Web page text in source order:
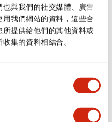
與我們的社交媒體、廣告
我們網站的資料，這些合
提供給他們的其他資料或
集的資料相結合。
顯示全部